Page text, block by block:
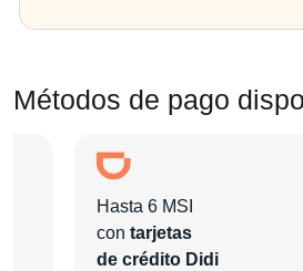
Métodos de pago
Hasta 6 MSI
con tarjetas
de crédito Didi